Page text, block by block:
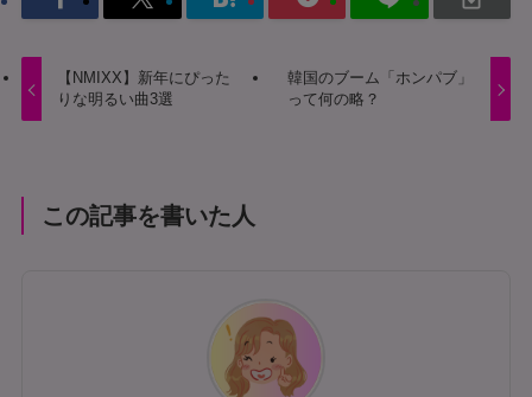
【NMIXX】新年にぴった
りな明るい曲3選
韓国のブーム「ホンパブ」
って何の略？
この記事を書いた人